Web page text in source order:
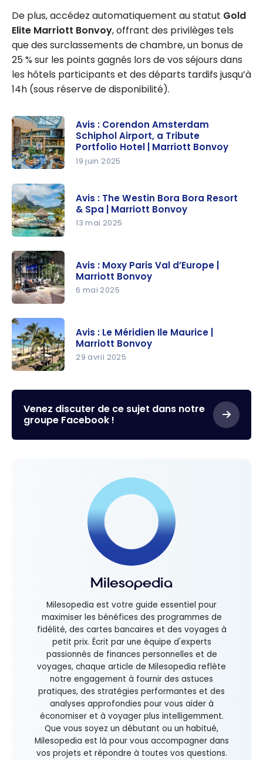
De plus, accédez automatiquement au statut Gold
Elite Marriott Bonvoy, offrant des privilèges tels
que des surclassements de chambre, un bonus de
25 % sur les points gagnés lors de vos séjours dans
les hôtels participants et des départs tardifs jusqu’à
14h (sous réserve de disponibilité).
Corendon
Amsterda
m Schiphol
Airport, a
Tribute
Portfolio
Hotel |
Marriott
Avis : Corendon Amsterdam
Schiphol Airport, a Tribute
Portfolio Hotel | Marriott Bonvoy
19 juin 2025
Westin
Bora Bora
Resort &
Spa |
Marriott
Bonvoy
Avis : The Westin Bora Bora Resort
& Spa | Marriott Bonvoy
13 mai 2025
Paris Val
d’Europe |
Marriott
Bonvoy
Avis : Moxy Paris Val d’Europe |
Marriott Bonvoy
6 mai 2025
Méridien Ile
Maurice |
Marriott
Bonvoy
Avis : Le Méridien Ile Maurice |
Marriott Bonvoy
29 avril 2025
Venez discuter de ce sujet dans notre
groupe Facebook !
Milesopedia
Milesopedia est votre guide essentiel pour
maximiser les bénéfices des programmes de
fidélité, des cartes bancaires et des voyages à
petit prix. Écrit par une équipe d'experts
passionnés de finances personnelles et de
voyages, chaque article de Milesopedia reflète
notre engagement à fournir des astuces
pratiques, des stratégies performantes et des
analyses approfondies pour vous aider à
économiser et à voyager plus intelligemment.
Que vous soyez un débutant ou un habitué,
Milesopedia est là pour vous accompagner dans
vos projets et répondre à toutes vos questions.